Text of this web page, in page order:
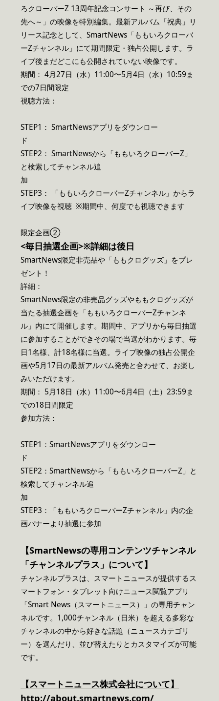
ろクローバーZ 13周年記念コンサート ～再び、その
先へ～」の映像を特別編集。最新アルバム「祝典」リ
リース記念として、SmartNews「ももいろクローバ
ーZチャンネル」にて期間限定・独占公開します。ラ
イブ後まだどこにも公開されていない映像です。
期間： 4月27日（水）11:00〜5月4日（水）10:59ま
での7日間限定
視聴方法：
STEP1： SmartNewsアプリをダウンロー
STEP2： SmartNewsから「ももいろクローバーZ」
と検索してチャンネル追
STEP3： 「ももいろクローバーZチャンネル」からラ
イブ映像を視聴 ※期間中、何度でも視聴できます
限定企画②
<毎日抽選企画>※詳細は後日
SmartNews限定非売品や「ももクログッズ」をプレ
ゼント！
詳細：
SmartNews限定の非売品グッズやももクログッズが
当たる抽選企画を「ももいろクローバーZチャンネ
ル」内にて開催します。期間中、アプリから毎日抽選
に参加することができその場で当選がわかります。毎
日1名様、計18名様に当選。ライブ映像の独占公開企
画や5月17日の最新アルバム発売と合わせて、お楽し
みいただけます。
期間： 5月18日（水）11:00〜6月4日（土）23:59ま
での18日間限定
参加方法：
STEP1：SmartNewsアプリをダウンロー
STEP2：SmartNewsから「ももいろクローバーZ」と
検索してチャンネル追
STEP3：「ももいろクローバーZチャンネル」内の企
画バナーより抽選に参加
【SmartNewsの専用コンテンツチャンネル
「チャンネルプラス」について】
チャンネルプラスは、スマートニュースが提供するス
マートフォン・タブレット向けニュース閲覧アプリ
「Smart News（スマートニュース）」の専用チャン
ネルです。1,000チャンネル（日米）を超える多彩な
チャンネルの中から好きな話題（ニュースカテゴリ
ー）を選んだり、並び替えたりとカスタマイズが可能
です。
【スマートニュース株式会社について】
http://about.smartnews.com/